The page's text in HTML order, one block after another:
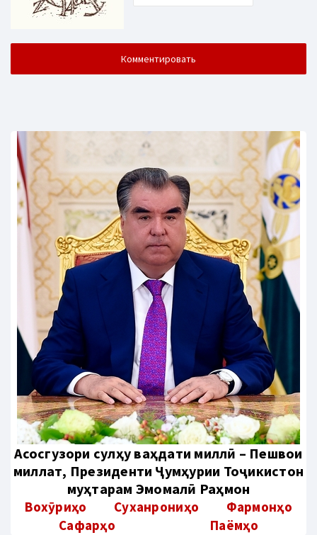
Aсосгузори сулҳу ваҳдати миллӣ – Пешвои
миллат, Президенти Ҷумҳурии Тоҷикистон
муҳтарам Эмомалӣ Раҳмон
Вохӯриҳо Суханрониҳо
Фармонҳо
Сафарҳо
Паёмҳо